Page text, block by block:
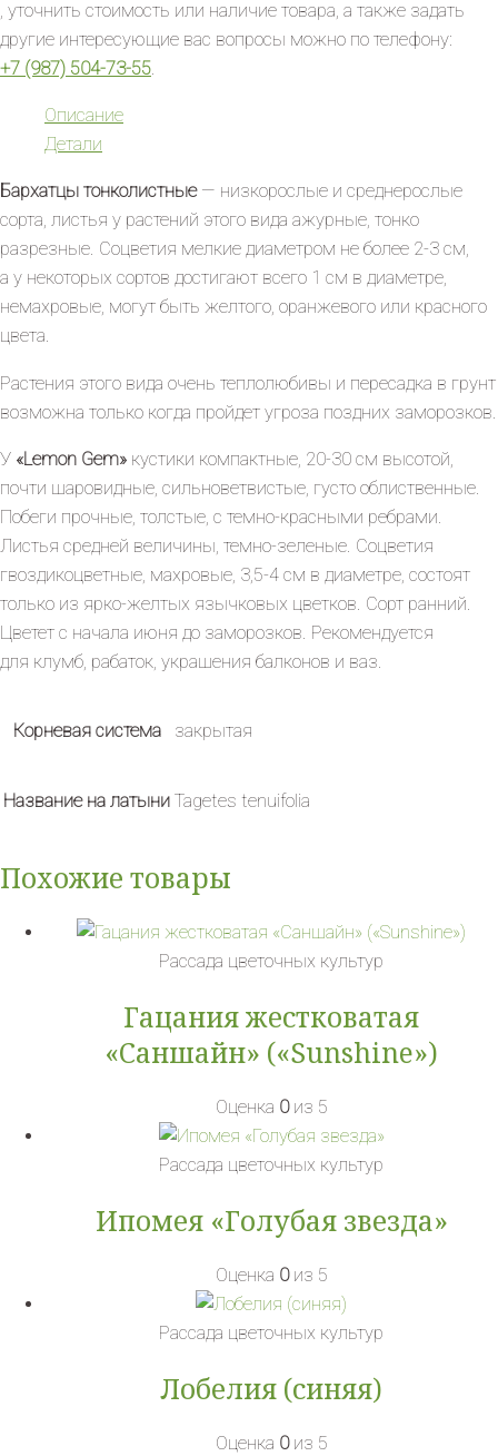
, уточнить стоимость или наличие товара, а также задать
другие интересующие вас вопросы можно по телефону:
+7 (987) 504-73-55
Описание
Детали
Бархатцы тонколистные— низкорослые и среднерослые
сорта, листья у растений этого вида ажурные, тонко
разрезные. Соцветия мелкие диаметром не более 2-3 см,
а у некоторых сортов достигают всего 1 см в диаметре,
немахровые, могут быть желтого, оранжевого или красного
цвета.
Растения этого вида очень теплолюбивы и пересадка в грунт
возможна только когда пройдет угроза поздних заморозков.
У «Lemon Gem» кустики компактные, 20-30 см высотой,
почти шаровидные, сильноветвистые, густо облиственные.
Побеги прочные, толстые, с темно-красными ребрами.
Листья средней величины, темно-зеленые. Соцветия
гвоздикоцветные, махровые, 3,5-4 см в диаметре, состоят
только из ярко-желтых язычковых цветков. Сорт ранний.
Цветет с начала июня до заморозков. Рекомендуется
для клумб, рабаток, украшения балконов и ваз.
Корневая система закрытая
Название на латыни Tagetes tenuifolia
Похожие товары
Рассада цветочных культур
Гацания жестковатая
«Саншайн» («Sunshine»)
Оценка 0из 5
Рассада цветочных культур
Ипомея «Голубая звезда»
Оценка 0из 5
Рассада цветочных культур
Лобелия (синяя)
Оценка 0из 5